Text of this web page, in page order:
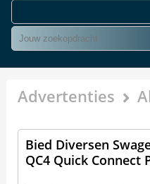
Advertenties
Bied Diversen
QC4 Quick Connect